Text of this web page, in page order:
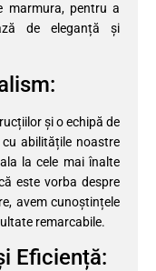
marmura, pentru a
de eleganță și
și o echipă de
abilitățile noastre
la cele mai înalte
este vorba despre
avem cunoștințele
remarcabile.
Eficiență: